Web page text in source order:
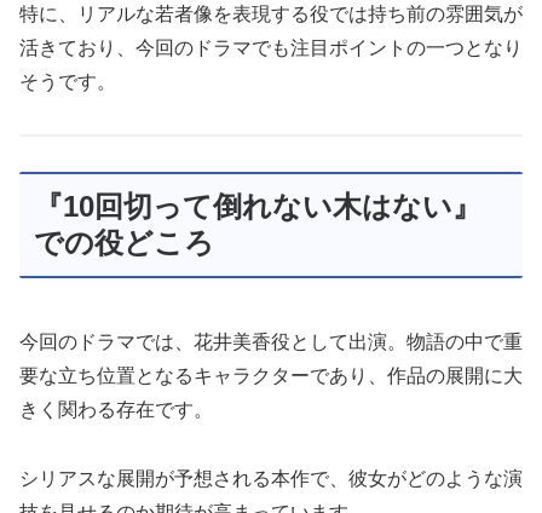
特に、リアルな若者像を表現する役では持ち前の雰囲気が
活きており、今回のドラマでも注目ポイントの一つとなり
そうです。
『10回切って倒れない木はない』
での役どころ
今回のドラマでは、花井美香役として出演。物語の中で重
要な立ち位置となるキャラクターであり、作品の展開に大
きく関わる存在です。
シリアスな展開が予想される本作で、彼女がどのような演